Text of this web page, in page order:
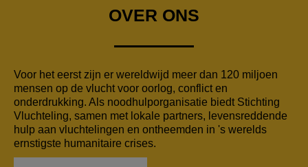
OVER ONS
Voor het eerst zijn er wereldwijd meer dan 120 miljoen
mensen op de vlucht voor oorlog, conflict en
onderdrukking. Als noodhulporganisatie biedt Stichting
Vluchteling, samen met lokale partners, levensreddende
hulp aan vluchtelingen en ontheemden in 's werelds
ernstigste humanitaire crises.